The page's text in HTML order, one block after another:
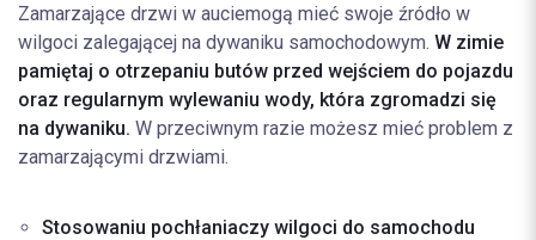
Zamarzające drzwi w auciemogą mieć swoje źródło w
wilgoci zalegającej na dywaniku samochodowym. W zimie
pamiętaj o otrzepaniu butów przed wejściem do pojazdu
oraz regularnym wylewaniu wody, która zgromadzi się
na dywaniku. W przeciwnym razie możesz mieć problem z
zamarzającymi drzwiami.
Stosowaniu pochłaniaczy wilgoci do samochodu